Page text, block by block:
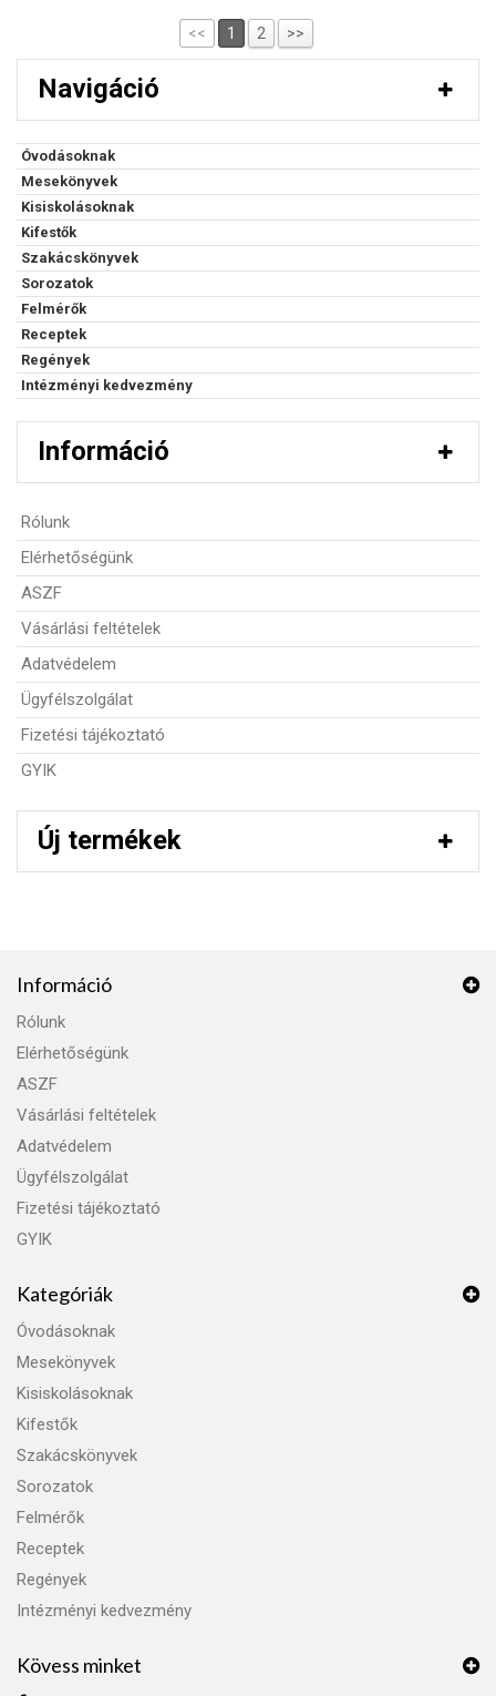
<< 1 2 >>
Navigáció
Óvodásoknak
Mesekönyvek
Kisiskolásoknak
Kifestők
Szakácskönyvek
Sorozatok
Felmérők
Receptek
Regények
Intézményi kedvezmény
Információ
Rólunk
Elérhetőségünk
ASZF
Vásárlási feltételek
Adatvédelem
Ügyfélszolgálat
Fizetési tájékoztató
GYIK
Új termékek
Információ
Rólunk
Elérhetőségünk
ASZF
Vásárlási feltételek
Adatvédelem
Ügyfélszolgálat
Fizetési tájékoztató
GYIK
Kategóriák
Óvodásoknak
Mesekönyvek
Kisiskolásoknak
Kifestők
Szakácskönyvek
Sorozatok
Felmérők
Receptek
Regények
Intézményi kedvezmény
Kövess minket